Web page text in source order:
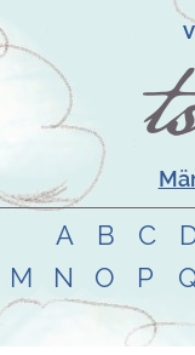
A B C
M
N O P